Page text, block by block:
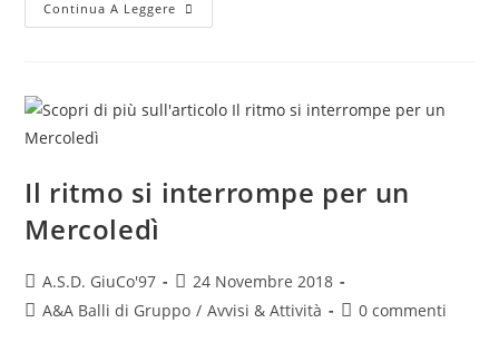
Continua A Leggere
Il ritmo si interrompe per un
Mercoledì
A.S.D. GiuCo'97
24 Novembre 2018
A&A Balli di Gruppo / Avvisi & Attività 0 commenti